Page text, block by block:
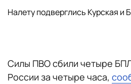
Налету подверглись Курская и
Силы ПВО сбили четыре
России за четыре часа,